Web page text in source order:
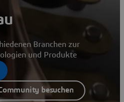
Branchen zur
und Produkte
besuchen